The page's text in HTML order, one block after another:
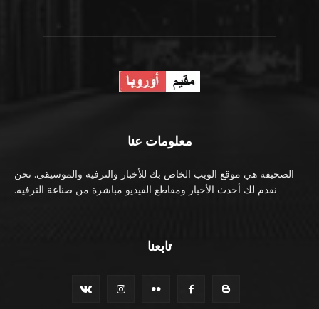
معلومات عنا
الصحيفة هي موقع الويب الخاص بك للأخبار والترفيه والموسيقى. نحن
نقدم لك أحدث الأخبار ومقاطع الفيديو مباشرة من صناعة الترفيه.
تابعنا